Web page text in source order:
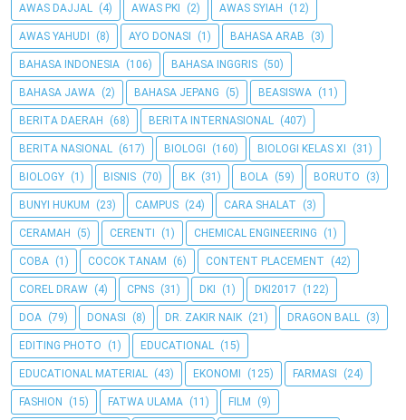
AWAS DAJJAL (4) AWAS PKI (2) AWAS SYIAH (12)
AWAS YAHUDI (8) AYO DONASI (1) BAHASA ARAB (3)
BAHASA INDONESIA (106) BAHASA INGGRIS (50)
BAHASA JAWA (2) BAHASA JEPANG (5) BEASISWA (11)
BERITA DAERAH (68) BERITA INTERNASIONAL (407)
BERITA NASIONAL (617) BIOLOGI (160) BIOLOGI KELAS XI (31)
BIOLOGY (1) BISNIS (70) BK (31) BOLA (59) BORUTO (3)
BUNYI HUKUM (23) CAMPUS (24) CARA SHALAT (3)
CERAMAH (5) CERENTI (1) CHEMICAL ENGINEERING (1)
COBA (1) COCOK TANAM (6) CONTENT PLACEMENT (42)
COREL DRAW (4) CPNS (31) DKI (1) DKI2017 (122)
DOA (79) DONASI (8) DR. ZAKIR NAIK (21) DRAGON BALL (3)
EDITING PHOTO (1) EDUCATIONAL (15)
EDUCATIONAL MATERIAL (43) EKONOMI (125) FARMASI (24)
FASHION (15) FATWA ULAMA (11) FILM (9)